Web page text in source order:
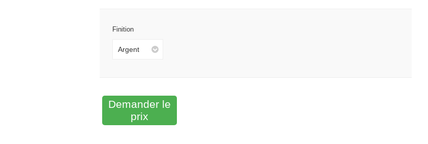
Finition
Argent
Demander le
prix